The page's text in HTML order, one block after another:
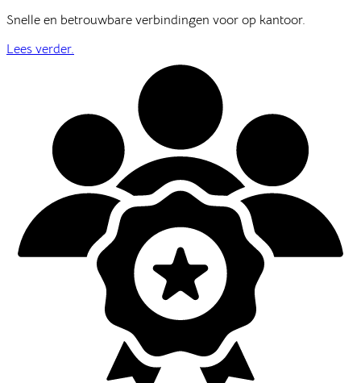
Snelle en betrouwbare verbindingen voor op kantoor.
Lees verder.